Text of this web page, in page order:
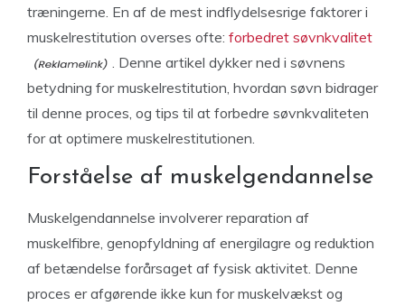
træningerne. En af de mest indflydelsesrige faktorer i
muskelrestitution overses ofte: forbedret søvnkvalitet
. Denne artikel dykker ned i søvnens
betydning for muskelrestitution, hvordan søvn bidrager
til denne proces, og tips til at forbedre søvnkvaliteten
for at optimere muskelrestitutionen.
Forståelse af muskelgendannelse
Muskelgendannelse involverer reparation af
muskelfibre, genopfyldning af energilagre og reduktion
af betændelse forårsaget af fysisk aktivitet. Denne
proces er afgørende ikke kun for muskelvækst og